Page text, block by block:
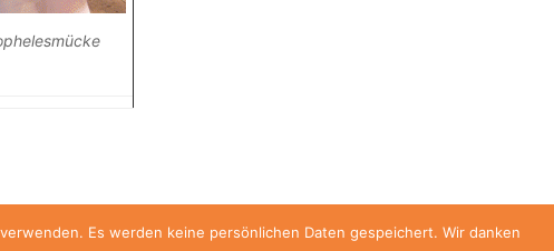
Es werden keine persönlichen Daten gespeichert. Wir danken